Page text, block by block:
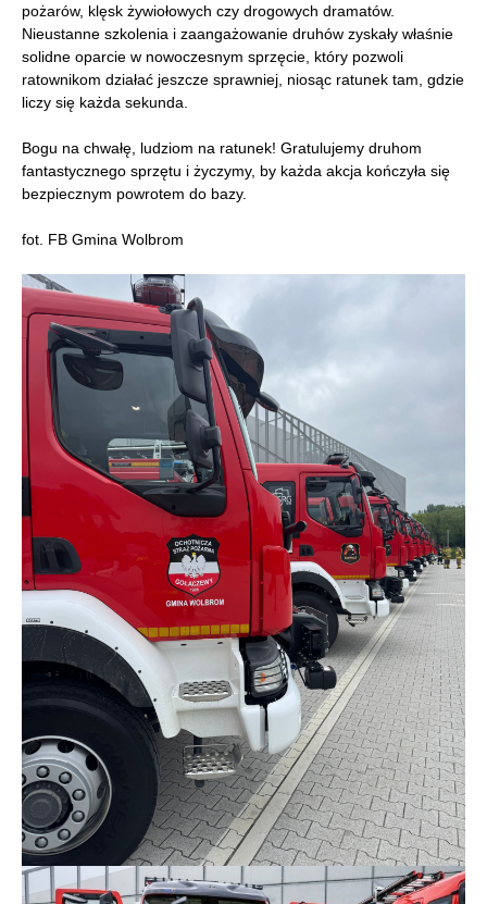
pożarów, klęsk żywiołowych czy drogowych dramatów.
Nieustanne szkolenia i zaangażowanie druhów zyskały właśnie
solidne oparcie w nowoczesnym sprzęcie, który pozwoli
ratownikom działać jeszcze sprawniej, niosąc ratunek tam, gdzie
liczy się każda sekunda.
Bogu na chwałę, ludziom na ratunek! Gratulujemy druhom
fantastycznego sprzętu i życzymy, by każda akcja kończyła się
bezpiecznym powrotem do bazy.
fot. FB Gmina Wolbrom